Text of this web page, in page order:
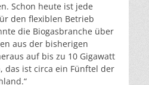
Schon heute ist jede
den flexiblen Betrieb
die Biogasbranche über
aus der bisherigen
auf bis zu 10 Gigawatt
das ist circa ein Fünftel der